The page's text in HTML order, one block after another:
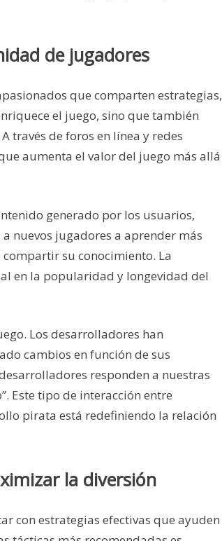
de jugadores
que comparten estrategias,
el juego, sino que también
través de foros en línea y redes
aumenta el valor del juego más allá
generado por los usuarios,
nuevos jugadores a aprender más
su conocimiento. La
en la popularidad y longevidad del
Los desarrolladores han
cambios en función de sus
responden a nuestras
Este tipo de interacción entre
pirata está redefiniendo la relación
la diversión
con estrategias efectivas que ayuden